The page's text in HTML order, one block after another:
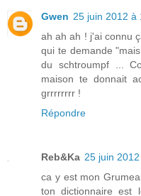
Gwen 25 juin 2012 à
ah ah ah ! j'ai connu
qui te demande
du schtroumpf ...
maison te donnait
grrrrrrrr !
Répondre
Reb&Ka 25 juin
ca y est mon
ton dictionnaire est